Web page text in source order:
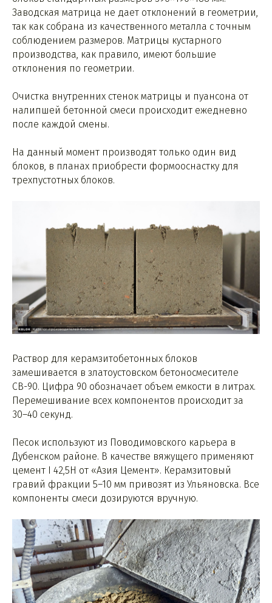
Заводская матрица не дает отклонений в геометрии,
так как собрана из качественного металла с точным
соблюдением размеров. Матрицы кустарного
производства, как правило, имеют большие
отклонения по геометрии.
Очистка внутренних стенок матрицы и пуансона от
налипшей бетонной смеси происходит ежедневно
после каждой смены.
На данный момент производят только один вид
блоков, в планах приобрести формооснастку для
трехпустотных блоков.
Раствор для керамзитобетонных блоков
замешивается в златоустовском бетоносмесителе
СВ-90. Цифра 90 обозначает объем емкости в литрах.
Перемешивание всех компонентов происходит за
30–40 секунд.
Песок используют из Поводимовского карьера в
Дубенском районе. В качестве вяжущего применяют
цемент I 42,5Н от «Азия Цемент». Керамзитовый
гравий фракции 5–10 мм привозят из Ульяновска. Все
компоненты смеси дозируются вручную.